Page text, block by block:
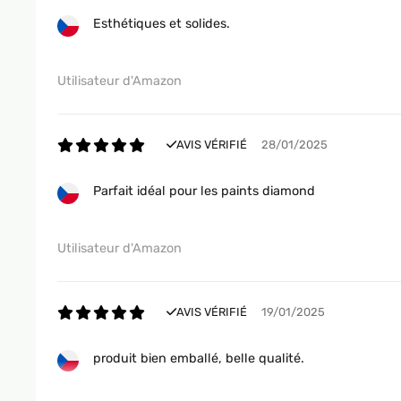
AVIS VÉRIFIÉ
cornici in argento/silver, ovviamente poco adatte.Mi
attenzione e, quindi, decido di ordinarla.Arrivata
Esthétiques et solides.
Utilisateur d'Amazon
AVIS VÉRIFIÉ 28/01/2025
Parfait idéal pour les paints diamond
Utilisateur d'Amazon
AVIS VÉRIFIÉ 19/01/2025
produit bien emballé, belle qualité.